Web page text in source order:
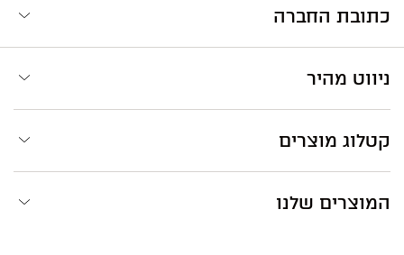
כתובת החברה
ניווט מהיר
קטלוג מוצרים
המוצרים שלנו